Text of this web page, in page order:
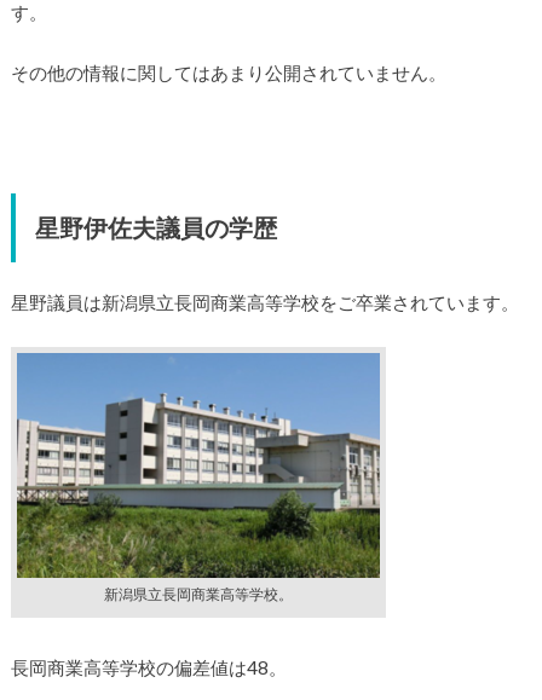
す。
その他の情報に関してはあまり公開されていません。
星野伊佐夫議員の学歴
星野議員は新潟県立長岡商業高等学校をご卒業されています。
新潟県立長岡商業高等学校。
長岡商業高等学校の偏差値は48。